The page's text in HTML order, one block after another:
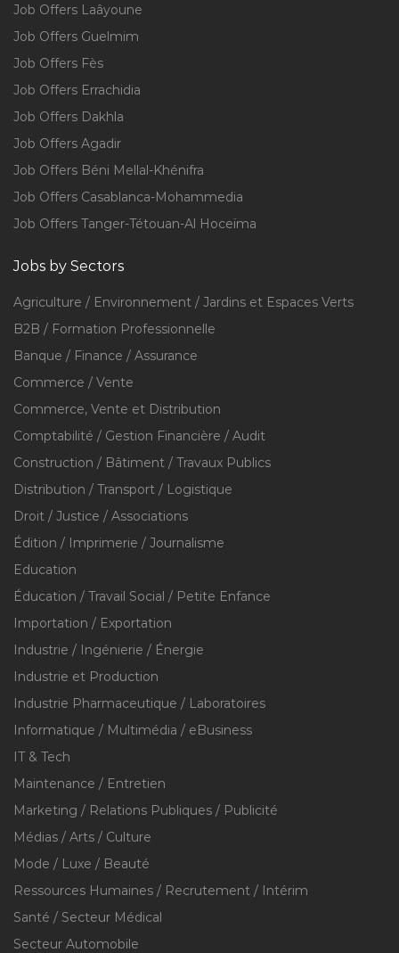
Job Offers Laâyoune
Job Offers Guelmim
Job Offers Fès
Job Offers Errachidia
Job Offers Dakhla
Job Offers Agadir
Job Offers Béni Mellal-Khénifra
Job Offers Casablanca-Mohammedia
Job Offers Tanger-Tétouan-Al Hoceïma
Jobs by Sectors
Agriculture / Environnement / Jardins et Espaces Verts
B2B / Formation Professionnelle
Banque / Finance / Assurance
Commerce / Vente
Commerce, Vente et Distribution
Comptabilité / Gestion Financière / Audit
Construction / Bâtiment / Travaux Publics
Distribution / Transport / Logistique
Droit / Justice / Associations
Édition / Imprimerie / Journalisme
Education
Éducation / Travail Social / Petite Enfance
Importation / Exportation
Industrie / Ingénierie / Énergie
Industrie et Production
Industrie Pharmaceutique / Laboratoires
Informatique / Multimédia / eBusiness
IT & Tech
Maintenance / Entretien
Marketing / Relations Publiques / Publicité
Médias / Arts / Culture
Mode / Luxe / Beauté
Ressources Humaines / Recrutement / Intérim
Santé / Secteur Médical
Secteur Automobile